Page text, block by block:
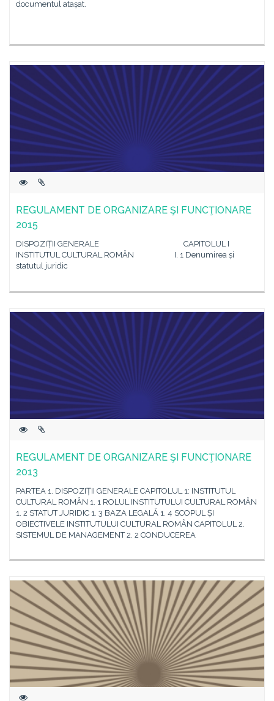
documentul atașat.
REGULAMENT DE ORGANIZARE ŞI FUNCŢIONARE
2015
DISPOZIȚII GENERALE CAPITOLUL I
INSTITUTUL CULTURAL ROMÂN I. 1 Denumirea și
statutul juridic
REGULAMENT DE ORGANIZARE ŞI FUNCŢIONARE
2013
PARTEA 1. DISPOZIȚII GENERALE CAPITOLUL 1: INSTITUTUL
CULTURAL ROMÂN 1. 1 ROLUL INSTITUTULUI CULTURAL ROMÂN
1. 2 STATUT JURIDIC 1. 3 BAZA LEGALĂ 1. 4 SCOPUL ȘI
OBIECTIVELE INSTITUTULUI CULTURAL ROMÂN CAPITOLUL 2.
SISTEMUL DE MANAGEMENT 2. 2 CONDUCEREA